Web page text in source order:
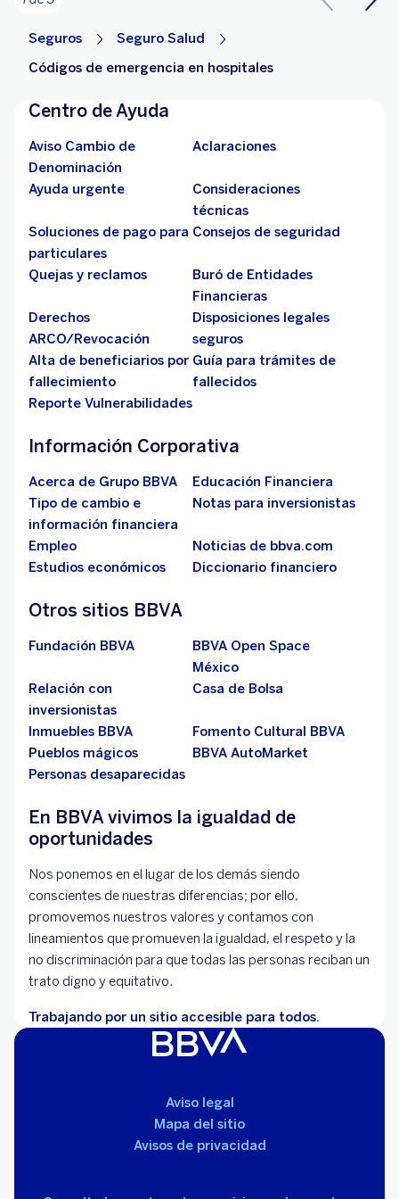
Seguros
Seguro Salud
Códigos de emergencia en hospitales
Centro de Ayuda
Aviso Cambio de
Denominación
Aclaraciones
Ayuda urgente
Consideraciones
técnicas
Soluciones de pago para
particulares
Consejos de seguridad
Quejas y reclamos
Buró de Entidades
Financieras
Derechos
ARCO/Revocación
Disposiciones legales
seguros
Alta de beneficiarios por
fallecimiento
Guía para trámites de
fallecidos
Reporte Vulnerabilidades
Información Corporativa
Acerca de Grupo BBVA
Educación Financiera
Tipo de cambio e
información financiera
Notas para inversionistas
Empleo
Noticias de bbva.com
Estudios económicos
Diccionario financiero
Otros sitios BBVA
Fundación BBVA
BBVA Open Space
México
Relación con
inversionistas
Casa de Bolsa
Inmuebles BBVA
Fomento Cultural BBVA
Pueblos mágicos
BBVA AutoMarket
Personas desaparecidas
En BBVA vivimos la igualdad de
oportunidades
Nos ponemos en el lugar de los demás siendo
conscientes de nuestras diferencias; por ello,
promovemos nuestros valores y contamos con
lineamientos que promueven la igualdad, el respeto y la
no discriminación para que todas las personas reciban un
trato digno y equitativo.
Trabajando por un sitio accesible para todos.
Aviso legal
Mapa del sitio
Avisos de privacidad